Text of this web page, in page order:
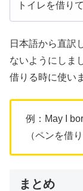
トイレを借り
日本語から直訳
ないようにしま
借りる時に使い
例：May I
（ペンを借
まとめ